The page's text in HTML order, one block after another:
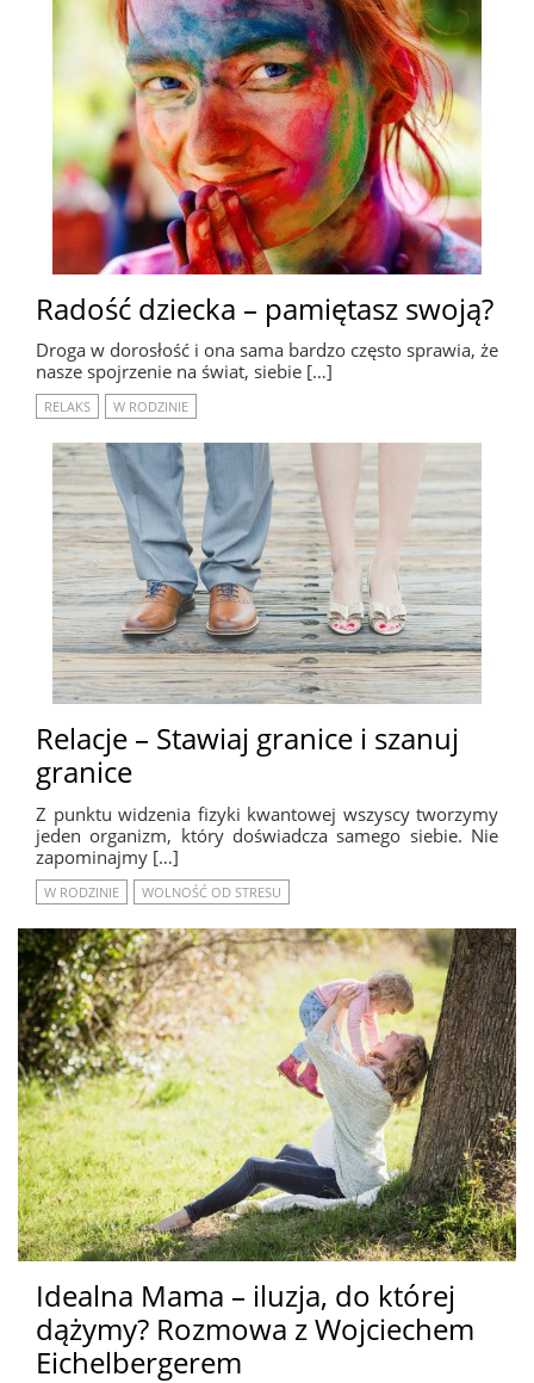
Radość dziecka – pamiętasz swoją?
Droga w dorosłość i ona sama bardzo często sprawia, że
nasze spojrzenie na świat, siebie […]
RELAKS W RODZINIE
Relacje – Stawiaj granice i szanuj
granice
Z punktu widzenia fizyki kwantowej wszyscy tworzymy
jeden organizm, który doświadcza samego siebie. Nie
zapominajmy […]
W RODZINIE WOLNOŚĆ OD STRESU
Idealna Mama – iluzja, do której
dążymy? Rozmowa z Wojciechem
Eichelbergerem